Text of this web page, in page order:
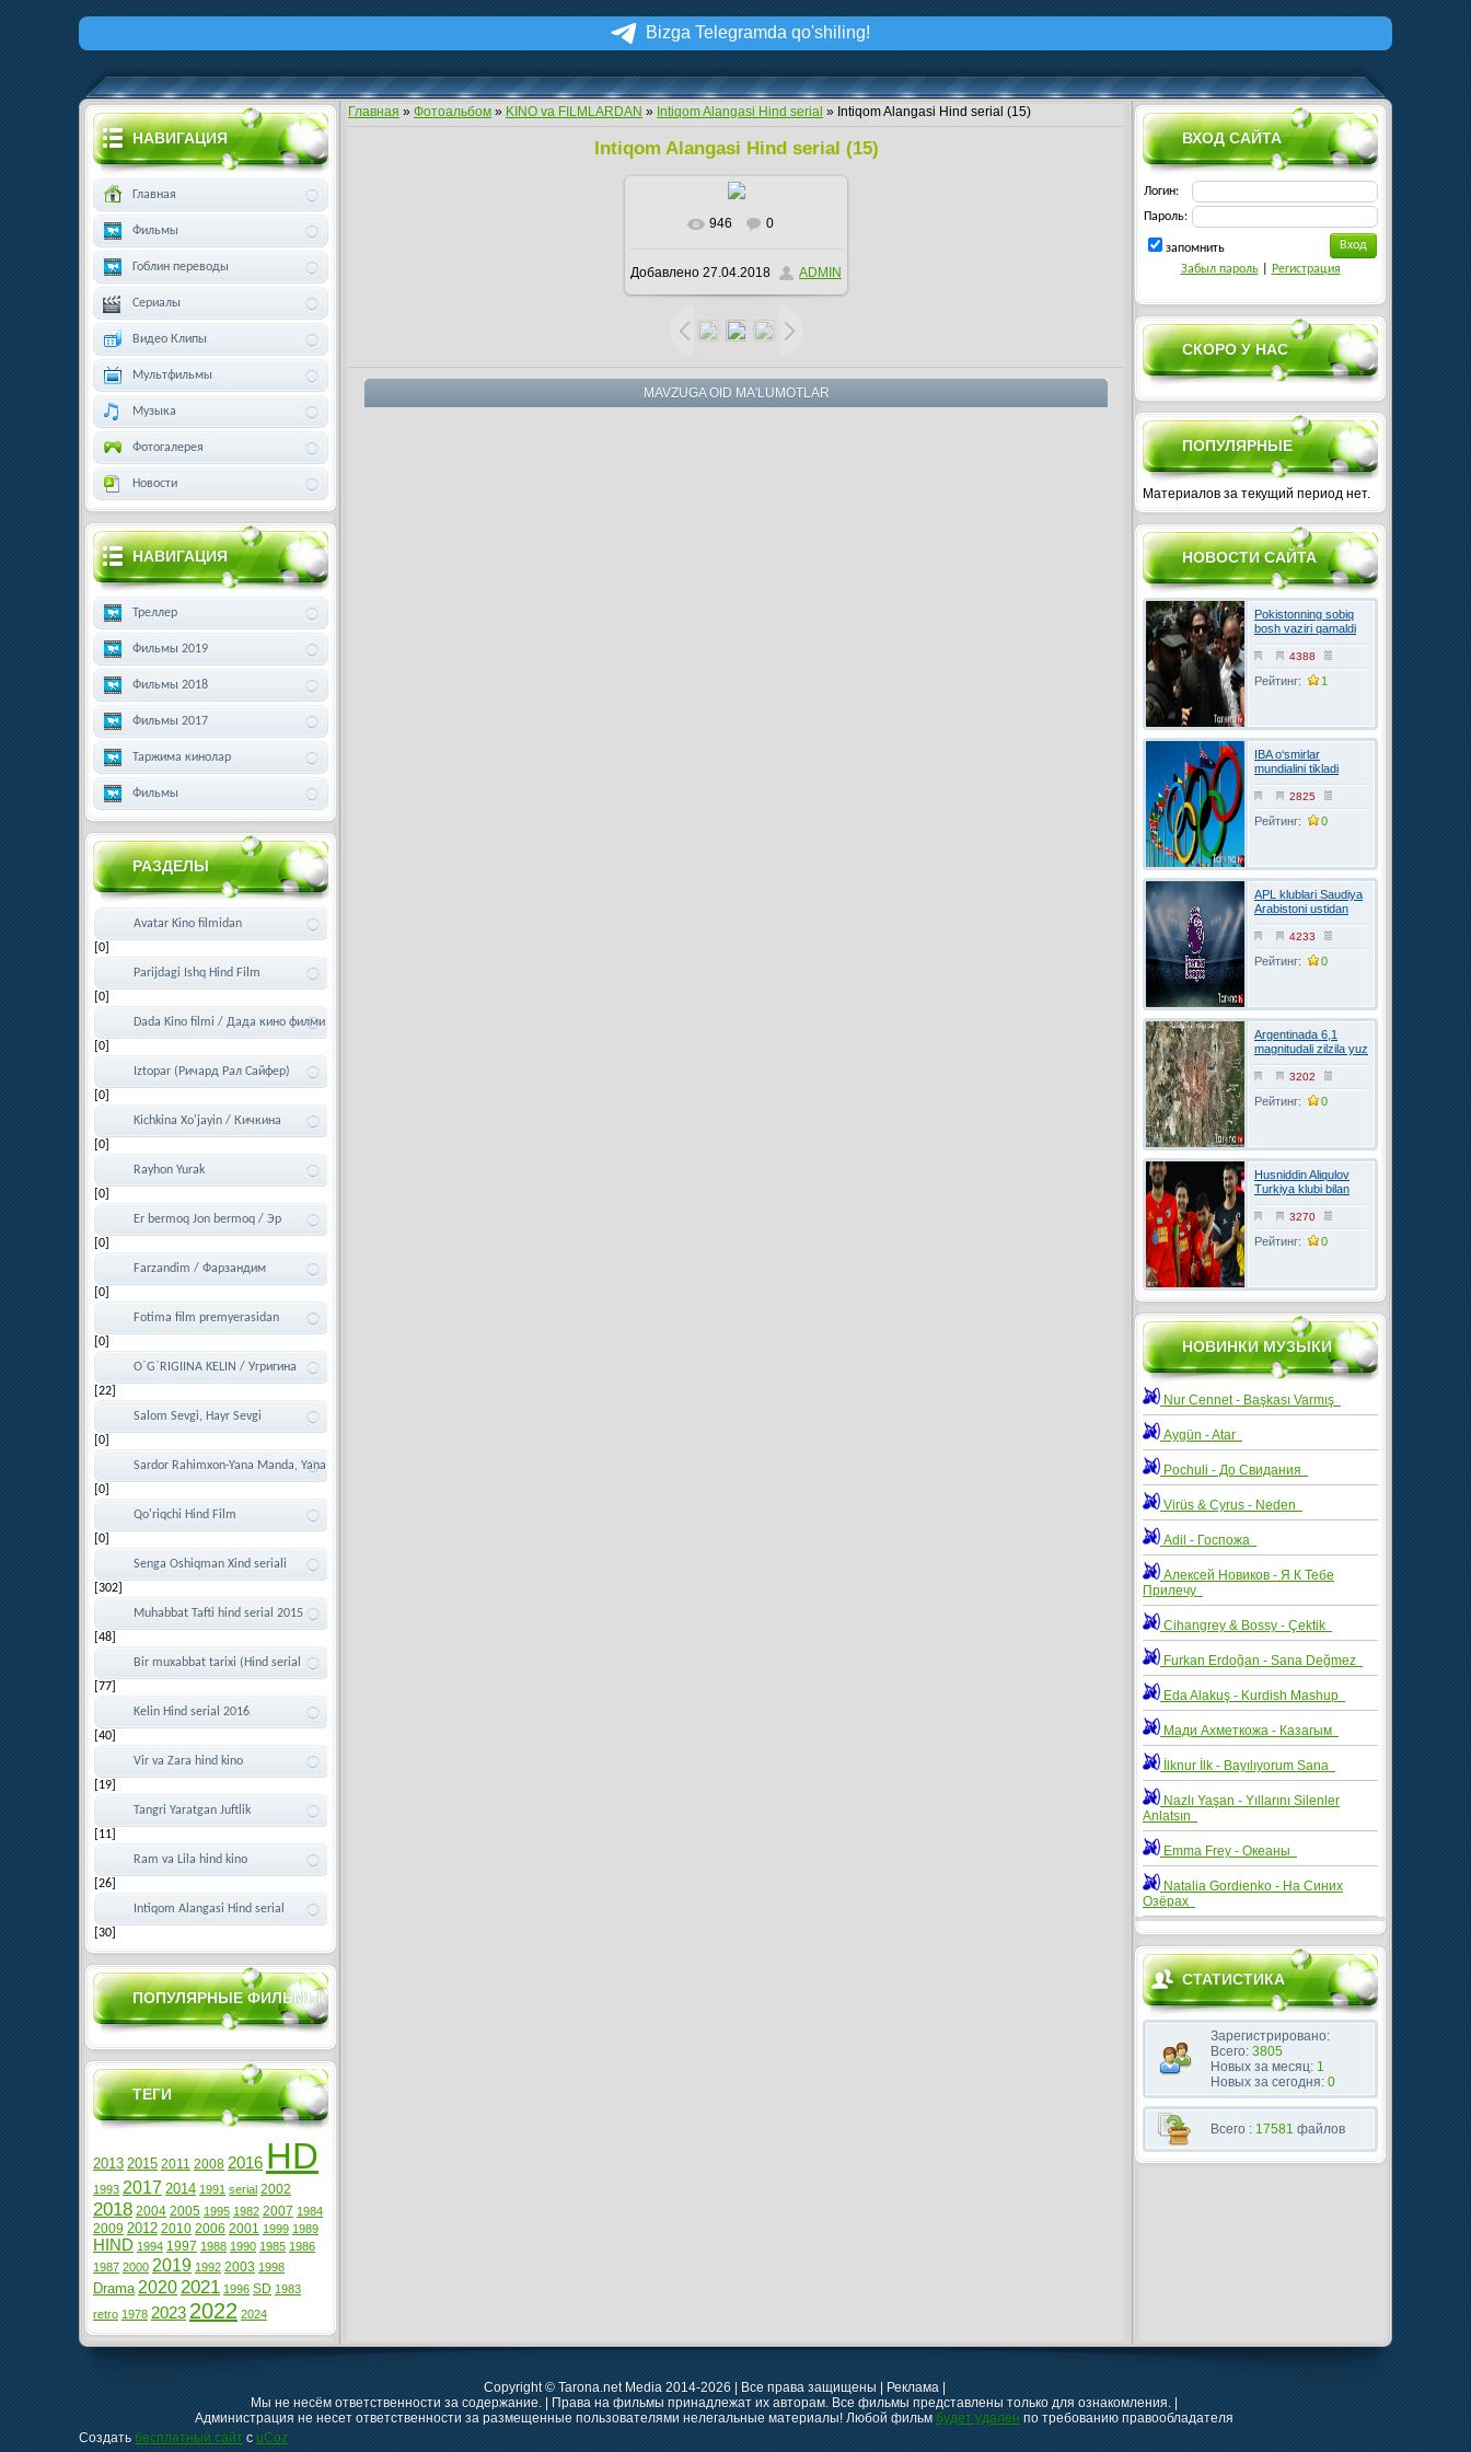
Bizga Telegramda qo'shiling!
Главная » Фотоальбом » KINO va FILMLARDAN » Intiqom Alangasi Hind serial » Intiqom Alangasi Hind serial (15)
Intiqom Alangasi Hind serial (15)
В реальном размере
700x400/ 150.8Kb
946 0
Добавлено 27.04.2018 ADMIN
MAVZUGA OID MA'LUMOTLAR
ВХОД САЙТА
Логин:
Пароль:
запомнить
Забыл пароль| Регистрация
СКОРО У НАС
ПОПУЛЯРНЫЕ
Материалов за текущий период нет.
НОВОСТИ САЙТА
Pokistonning sobiq
bosh vaziri qamaldi
4388
Рейтинг: 1
IBA o‘smirlar
mundialini tikladi
2825
Рейтинг: 0
APL klublari Saudiya
Arabistoni ustidan
FIFAga shikoyat
qilmoqchi4233
Рейтинг: 0
Argentinada 6,1
magnitudali zilzila yuz
berdi
3202
Рейтинг: 0
Husniddin Aliqulov
Turkiya klubi bilan
kelishuvga erishdi
3270
Рейтинг: 0
НОВИНКИ МУЗЫКИ
Nur Cennet - Başkası Varmış
Aygün - Atar
Pochuli - До Свидания
Virüs & Cyrus - Neden
Adil - Госпожа
Алексей Новиков - Я К Тебе
Прилечу
Cihangrey & Bossy - Çektik
Furkan Erdoğan - Sana Değmez
Eda Alakuş - Kurdish Mashup
Мади Ахметкожа - Казагым
İlknur İlk - Bayılıyorum Sana
Nazlı Yaşan - Yıllarını Silenler
Anlatsın
Emma Frey - Океаны
Natalia Gordienko - На Синих
Озёрах
СТАТИСТИКА
Зарегистрировано:
Всего: 3805
Новых за месяц: 1
Новых за сегодня: 0
Всего : 17581 файлов
НАВИГАЦИЯ
Главная
Фильмы
Гоблин переводы
Сериалы
Видео Клипы
Мультфильмы
Музыка
Фотогалерея
Новости
НАВИГАЦИЯ
Треллер
Фильмы 2019
Фильмы 2018
Фильмы 2017
Таржима кинолар
Фильмы
РАЗДЕЛЫ
Avatar Kino filmidan
[0]
Parijdagi Ishq Hind Film
[0]
Dada Kino filmi / Дада кино филми
[0]
Iztopar (Ричард Рал Сайфер)
[0]
Kichkina Xo'jayin / Кичкина
[0]
Rayhon Yurak
[0]
Er bermoq Jon bermoq / Эр
[0]
Farzandim / Фарзандим
[0]
Fotima film premyerasidan
[0]
O`G`RIGIINA KELIN / Угригина
[22]
Salom Sevgi, Hayr Sevgi
[0]
Sardor Rahimxon-Yana Manda, Yana
[0]
Qo'riqchi Hind Film
[0]
Senga Oshiqman Xind seriali
[302]
Muhabbat Tafti hind serial 2015
[48]
Bir muxabbat tarixi (Hind serial
[77]
Kelin Hind serial 2016
[40]
Vir va Zara hind kino
[19]
Tangri Yaratgan Juftlik
[11]
Ram va Lila hind kino
[26]
Intiqom Alangasi Hind serial
[30]
ПОПУЛЯРНЫЕ ФИЛЬМЫ
ТЕГИ
2013 2015 2011 2008 2016 HD
1993 2017 2014 1991 serial 2002
2018 2004 2005 1995 1982 2007 1984
2009 2012 2010 2006 2001 1999 1989
HIND 1994 1997 1988 1990 1985 1986
1987 2000 2019 1992 2003 1998
Drama 2020 2021 1996 SD 1983
retro 1978 2023 2022 2024
Copyright © Tarona.net Media 2014-2026 | Все права защищены | Реклама |
Мы не несём ответственности за содержание. | Права на фильмы принадлежат их авторам. Все фильмы представлены только для ознакомления. |
Администрация не несет ответственности за размещенные пользователями нелегальные материалы! Любой фильм будет удален по требованию правообладателя
Создать бесплатный сайт с uCoz